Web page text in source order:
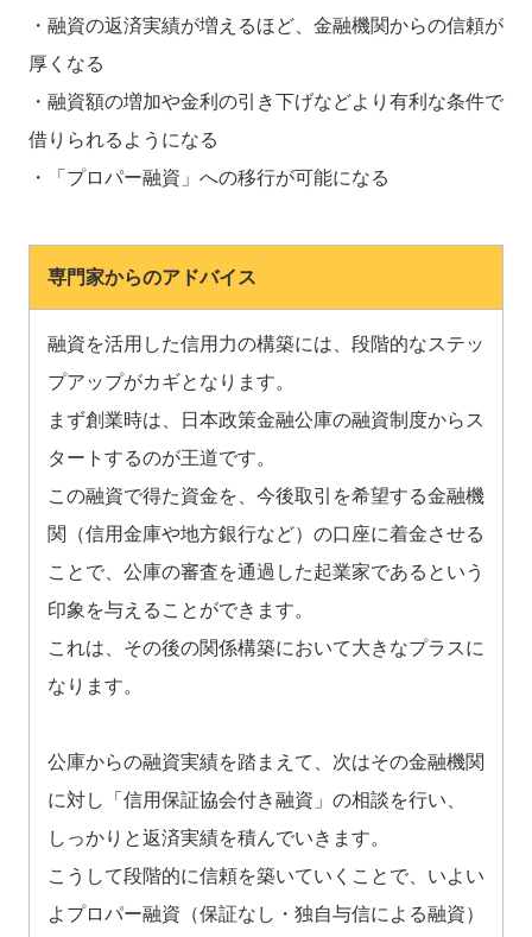
・融資の返済実績が増えるほど、金融機関からの信頼が
厚くなる
・融資額の増加や金利の引き下げなどより有利な条件で
借りられるようになる
・「プロパー融資」への移行が可能になる
専門家からのアドバイス
融資を活用した信用力の構築には、段階的なステッ
プアップがカギとなります。
まず創業時は、日本政策金融公庫の融資制度からス
タートするのが王道です。
この融資で得た資金を、今後取引を希望する金融機
関（信用金庫や地方銀行など）の口座に着金させる
ことで、公庫の審査を通過した起業家であるという
印象を与えることができます。
これは、その後の関係構築において大きなプラスに
なります。
公庫からの融資実績を踏まえて、次はその金融機関
に対し「信用保証協会付き融資」の相談を行い、
しっかりと返済実績を積んでいきます。
こうして段階的に信頼を築いていくことで、いよい
よプロパー融資（保証なし・独自与信による融資）